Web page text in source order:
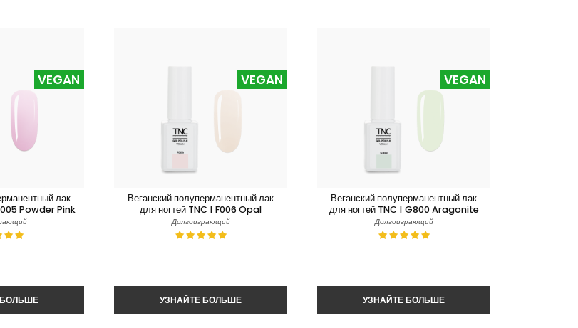
лак
Powder Pink
VEGAN
Веганский полуперманентный лак
для ногтей TNC | F006 Opal
Долгоиграющий
VEGAN
Веганский полуперманентный лак
для ногтей TNC | G800 Aragonite
Долгоиграющий
VEGAN